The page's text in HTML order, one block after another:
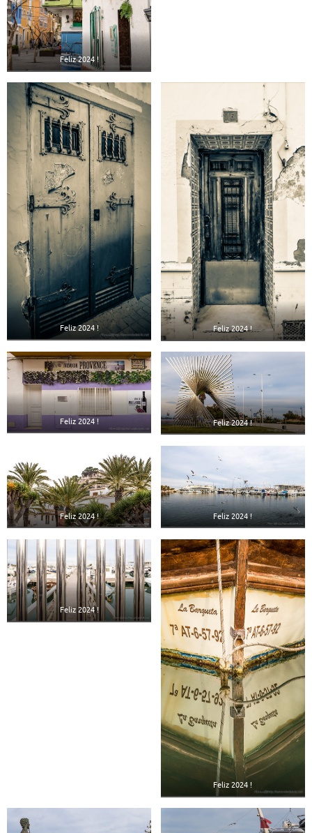
Feliz 2024 !
Feliz 2024 ! Feliz 2024 !
Feliz 2024 ! Feliz 2024 !
Feliz 2024 ! Feliz 2024 !
Feliz 2024 !
Feliz 2024 !